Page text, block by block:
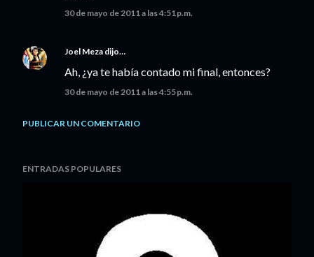
30 de mayo de 2011 a las 4:51 p.m.
Joel Meza dijo…
Ah, ¿ya te había contado mi final, entonces?
30 de mayo de 2011 a las 4:55 p.m.
PUBLICAR UN COMENTARIO
ENTRADAS POPULARES